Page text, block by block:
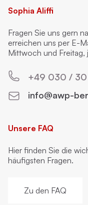
Sophia Aliffi
Fragen Sie uns gern
erreichen uns per E-
Mittwoch und Freitag,
+49 030 / 30
info@awp-
Unsere FAQ
Hier finden Sie die
häufigsten Fragen.
Zu den FAQ